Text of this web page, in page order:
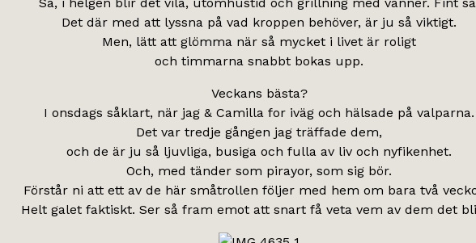
Det där med att lyssna på vad kroppen behöver, är ju så viktigt.
Men, lätt att glömma när så mycket i livet är roligt
och timmarna snabbt bokas upp.
Veckans bästa?
I onsdags såklart, när jag & Camilla for iväg och hälsade på valparna.
Det var tredje gången jag träffade dem,
och de är ju så ljuvliga, busiga och fulla av liv och nyfikenhet.
Och, med tänder som pirayor, som sig bör.
Förstår ni att ett av de här småtrollen följer med hem om bara två
Helt galet faktiskt. Ser så fram emot att snart få veta vem av dem det